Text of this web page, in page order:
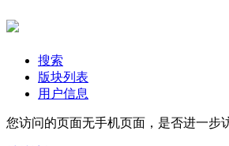
搜索
版块列表
用户信息
您访问的页面无手机页面，是否进一步